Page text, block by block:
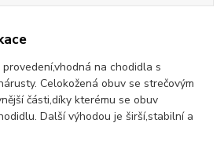
na chodidla s
Celokožená obuv se strečovým
části,díky kterému se obuv
Další výhodou je širší,stabilní a